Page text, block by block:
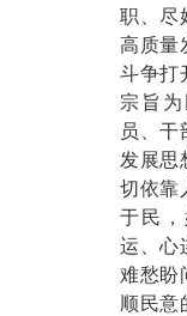
职、尽
高质量
斗争打
宗旨
员、干
发展思
切依靠
于民
运、心
难愁盼
顺民意